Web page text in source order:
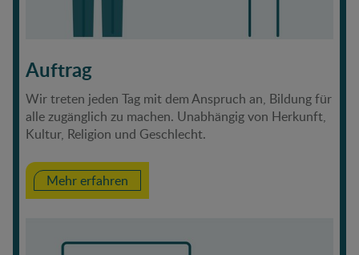
Auftrag
Wir treten jeden Tag mit dem Anspruch an, Bildung für
alle zugänglich zu machen. Unabhängig von Herkunft,
Kultur, Religion und Geschlecht.
Mehr erfahren